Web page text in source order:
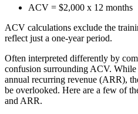
ACV = $2,000 x 12 months
ACV calculations exclude the
reflect just a one-year period.
Often interpreted differently by
confusion surrounding ACV.
annual recurring revenue (ARR),
be overlooked. Here are a few of
and ARR.